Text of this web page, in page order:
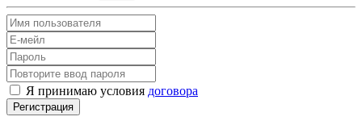
Я принимаю условия договора
Регистрация